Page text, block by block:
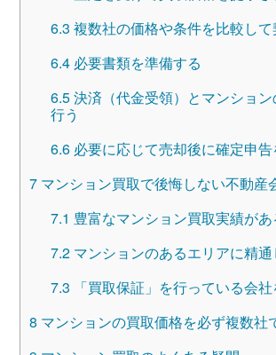
6.3 複数社の価格や条件を比較し
6.4必要書類を準備する
6.5決済（代金受領）とマンショ
行う
6.6必要に応じて売却後に確定申告
7マンション買取で後悔しない不動産
7.1 豊富なマンション買取実績があ
7.2マンションのあるエリアに精通
7.3 「買取保証」を行っている会
8 マンションの買取価格を必ず複数社